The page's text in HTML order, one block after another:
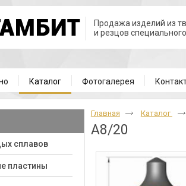
Продажа изделий из
и резцов
Каталог Фотогалерея
сплавов
пластины
Главная Каталог
A8/20